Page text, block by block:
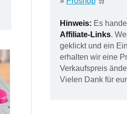
Hinweis: Es
Affiliate-Links.
geklickt und ein
erhalten wir eine
Verkaufspreis
Vielen Dank für